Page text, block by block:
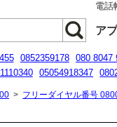
電話
ア
0852359178 080 8047
05054918347
> フリーダイヤル番号